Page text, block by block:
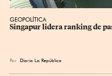
GEOPOLÍTICA
Singapur lidera ranking de
Por Diario La República